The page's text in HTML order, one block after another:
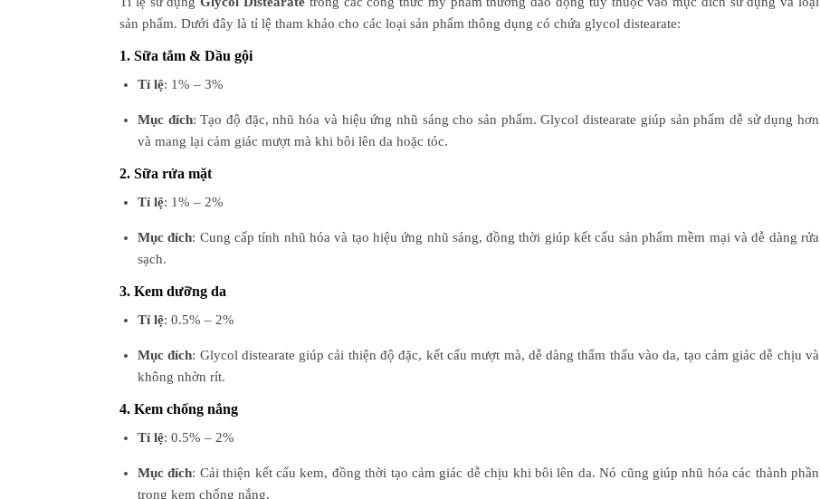
sản phẩm. Dưới đây là tỉ lệ tham khảo cho các loại sản phẩm thông dụng có chứa glycol distearate:
1. Sữa tắm & Dầu gội
Tỉ lệ: 1% – 3%
Mục đích: Tạo độ đặc, nhũ hóa và hiệu ứng nhũ sáng cho sản phẩm. Glycol distearate giúp sản phẩm dễ sử dụng hơn
và mang lại cảm giác mượt mà khi bôi lên da hoặc tóc.
2. Sữa rửa mặt
Tỉ lệ: 1% – 2%
Mục đích: Cung cấp tính nhũ hóa và tạo hiệu ứng nhũ sáng, đồng thời giúp kết cấu sản phẩm mềm mại và dễ dàng rửa
sạch.
3. Kem dưỡng da
Tỉ lệ: 0.5% – 2%
Mục đích: Glycol distearate giúp cải thiện độ đặc, kết cấu mượt mà, dễ dàng thẩm thấu vào da, tạo cảm giác dễ chịu và
không nhờn rít.
4. Kem chống nắng
Tỉ lệ: 0.5% – 2%
Mục đích: Cải thiện kết cấu kem, đồng thời tạo cảm giác dễ chịu khi bôi lên da. Nó cũng giúp nhũ hóa các thành phần
trong kem chống nắng.